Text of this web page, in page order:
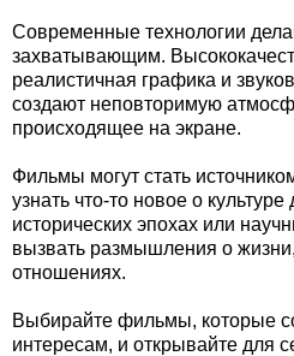
Современные технологии
захватывающим.
реалистичная графика и
создают неповторимую
происходящее на экране.
Фильмы могут стать
узнать что-то новое о культуре
исторических эпохах или
вызвать размышления о
отношениях.
Выбирайте фильмы, которые
интересам, и открывайте для